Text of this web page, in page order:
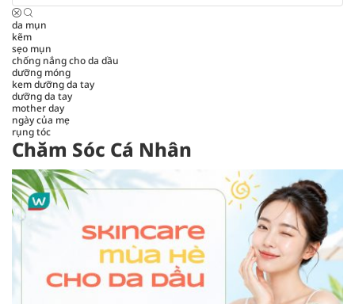
da mụn
kẽm
sẹo mụn
chống nắng cho da dầu
dưỡng móng
kem dưỡng da tay
dưỡng da tay
mother day
ngày của mẹ
rụng tóc
Chăm Sóc Cá Nhân